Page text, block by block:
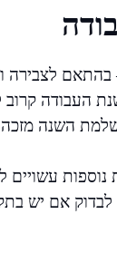
בהתאם לצבירה
העבודה קרוב
השנה
עשויים
אם יש